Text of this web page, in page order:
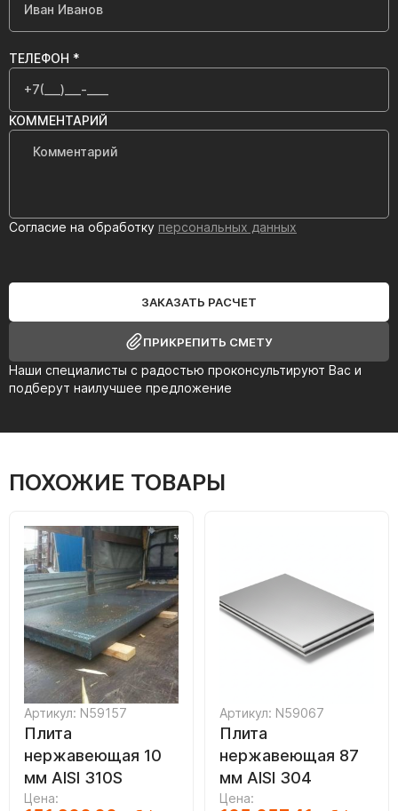
Наши специалисты с радостью проконсультируют Вас и
подберут наилучшее предложение
ТЕЛЕФОН *
КОММЕНТАРИЙ
Согласие на обработку персональных данных
ЗАКАЗАТЬ РАСЧЕТ
ПРИКРЕПИТЬ СМЕТУ
ПОХОЖИЕ ТОВАРЫ
Артикул: N59157
Плита
нержавеющая 10
мм AISI 310S
Цена:
Артикул: N59067
Плита
нержавеющая 87
мм AISI 304
Цена: